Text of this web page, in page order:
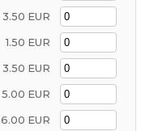
3.50 EUR
1.50 EUR
3.50 EUR
5.00 EUR
6.00 EUR